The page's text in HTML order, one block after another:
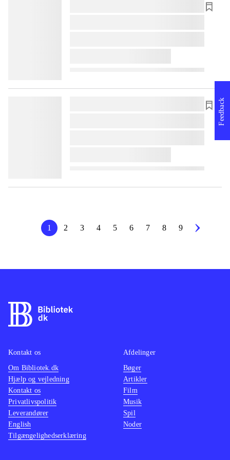
lorem ipsum dolor sit amet ...
lorem ipsum dolor sit amet ...
lorem ipsum dolor sit amet ...
lorem ipsum dolor sit amet ...
1 2 3 4 5 6 7 8 9
Feedback
Kontakt os
Om Bibliotek.dk
Hjælp og vejledning
Kontakt os
Privatlivspolitik
Leverandører
English
Tilgængelighedserklæring
Afdelinger
Bøger
Artikler
Film
Musik
Spil
Noder